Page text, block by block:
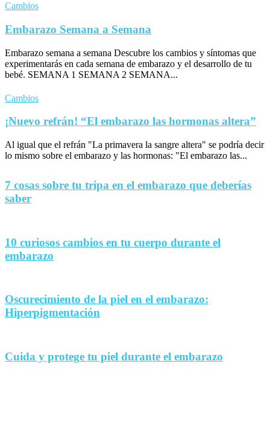
Cambios
Embarazo Semana a Semana
Embarazo semana a semana Descubre los cambios y síntomas que
experimentarás en cada semana de embarazo y el desarrollo de tu
bebé. SEMANA 1 SEMANA 2 SEMANA...
Cambios
¡Nuevo refrán! “El embarazo las hormonas altera”
Al igual que el refrán "La primavera la sangre altera" se podría decir
lo mismo sobre el embarazo y las hormonas: "El embarazo las...
7 cosas sobre tu tripa en el embarazo que deberías
saber
10 curiosos cambios en tu cuerpo durante el
embarazo
Oscurecimiento de la piel en el embarazo:
Hiperpigmentación
Cuida y protege tu piel durante el embarazo